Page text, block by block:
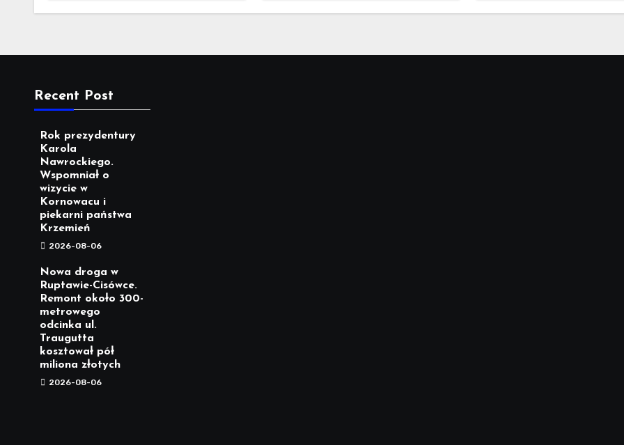
piekarni państwa
Traugutta kosztował pół
stężenie czadu
Recent Post
Rok prezydentury
Karola
Nawrockiego.
Wspomniał o
wizycie w
Kornowacu i
piekarni państwa
Krzemień
2026-08-06
Nowa droga w
Ruptawie-Cisówce.
Remont około 300-
metrowego
odcinka ul.
Traugutta
kosztował pół
miliona złotych
2026-08-06